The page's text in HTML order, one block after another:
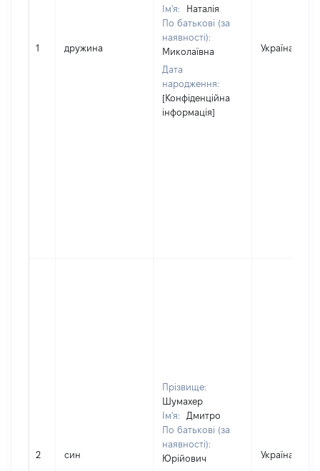
1 дружина
Ім'я:
Наталія
По батькові (за
наявності):
Миколаївна
Дата
народження:
[Конфіденційна
інформація]
Україна
2 син
Прізвище:
Шумахер
Ім'я:
Дмитро
По батькові (за
наявності):
Юрійович
Україна